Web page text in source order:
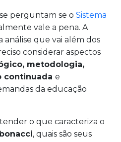
perguntam se oSistema
vale a pena. A
análise que vai além dos
considerar aspectos
metodologia,
continuadae
da educação
o que caracteriza o
, quais são seus